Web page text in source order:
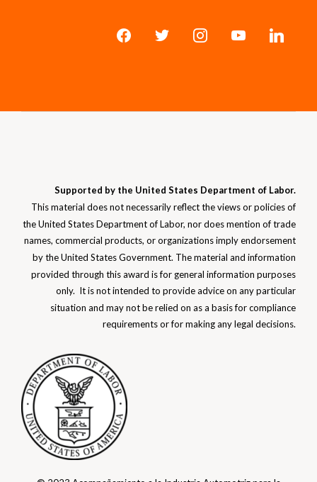
Supported by the United States Department of Labor.
This material does not necessarily reflect the views or policies of
the United States Department of Labor, nor does mention of trade
names, commercial products, or organizations imply endorsement
by the United States Government. The material and information
provided through this award is for general information purposes
only. It is not intended to provide advice on any particular
situation and may not be relied on as a basis for compliance
requirements or for making anylegal decisions.